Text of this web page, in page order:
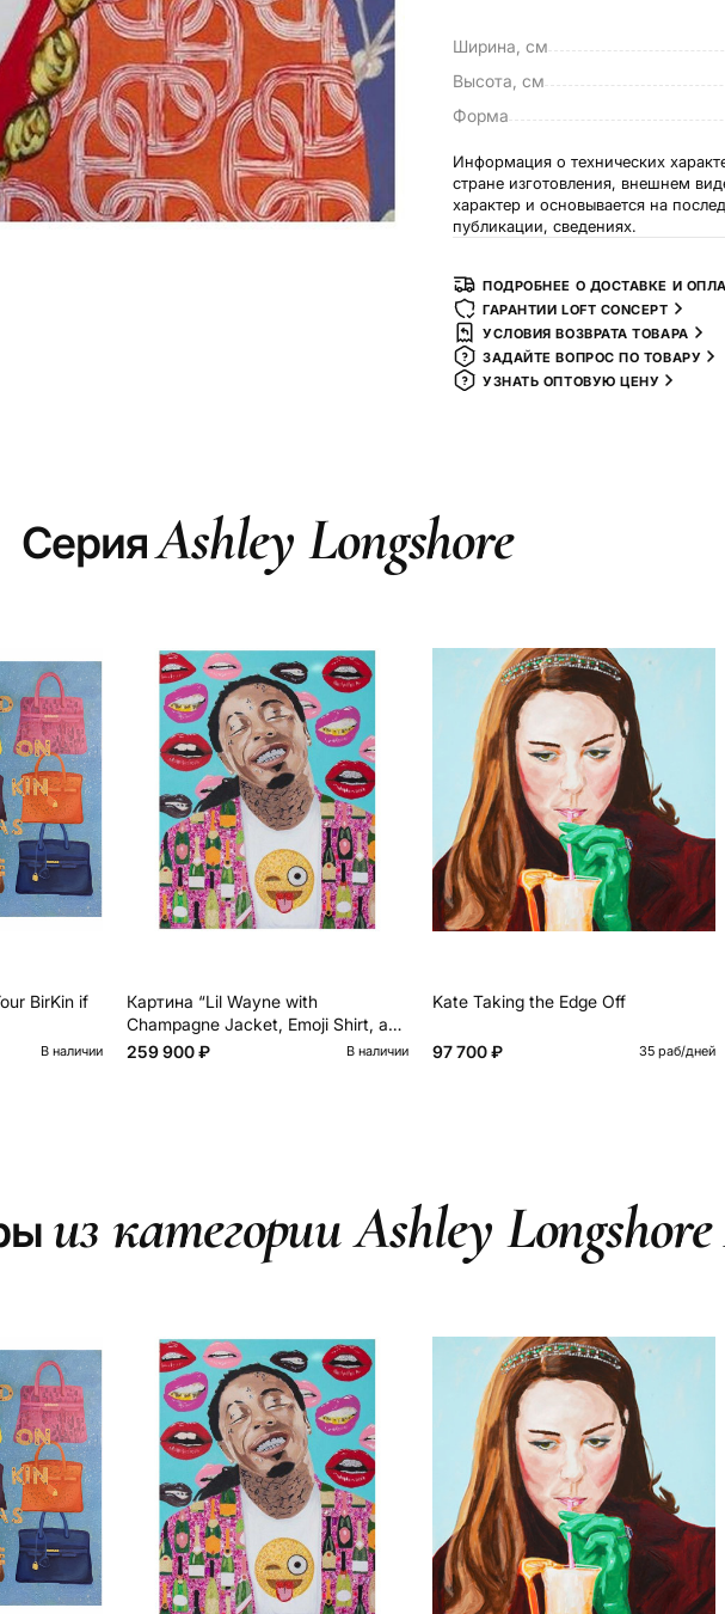
Ширина, см
Высота, см
Форма
Информация о технических
стране изготовления, внешнем
характер и основывается на
публикации, сведениях.
ПОДРОБНЕЕ О ДОСТАВКЕ И
ГАРАНТИИ LOFT CONCEPT
УСЛОВИЯ ВОЗВРАТА ТОВАРА
ЗАДАЙТЕ ВОПРОС ПО ТОВАРУ
УЗНАТЬ ОПТОВУЮ ЦЕНУ
СерияAshley Longshore
BirKin if
В наличии
Картина “Lil Wayne with
Champagne Jacket, Emoji Shirt, and
Lips Background”
259 900 ₽ В наличии
Kate Taking the Edge Off
97 700 ₽ 35 раб/дней
из категории Ashley